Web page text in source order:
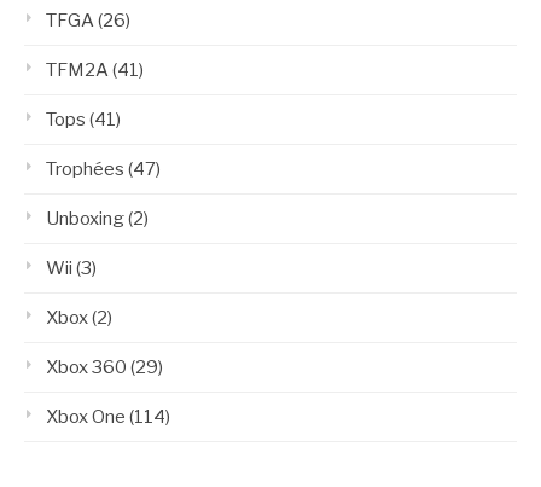
TFGA(26)
TFM2A(41)
Tops (41)
Trophées (47)
Unboxing(2)
Wii (3)
Xbox(2)
Xbox 360 (29)
Xbox One (114)